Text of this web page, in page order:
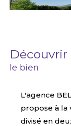
découvrir
le bien
L'agence
propose à la
divisé en